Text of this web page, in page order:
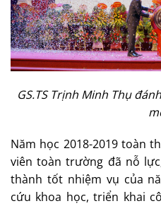
GS.TS Trịnh Minh Thụ
Năm học 2018-2019 toàn
viên toàn trường đã nỗ
thành tốt nhiệm vụ của
cứu khoa học, triển khai